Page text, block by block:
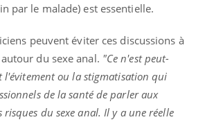
par le malade) est essentielle.
peuvent éviter ces discussions à
du sexe anal. "Ce n'est peut-
l'évitement ou la stigmatisation qui
de la santé de parler aux
risques du sexe anal. Il y a une réelle